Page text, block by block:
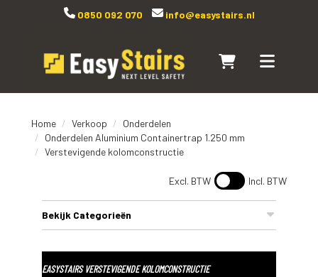
0850 092 070 info@easystairs.nl
Naar winkelwagen
Toggle
Home Verkoop
Onderdelen
Onderdelen Aluminium Containertrap 1.250 mm
Verstevigende kolomconstructie
Excl. BTW Incl. BTW
Bekijk Categorieën
EASYSTAIRS VERSTEVIGENDE KOLOMCONSTRUCTIE